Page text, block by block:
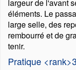
largeur de l'avant
éléments. Le
large selle, des
rembourré et de
tenir.
Pratique <rank>3